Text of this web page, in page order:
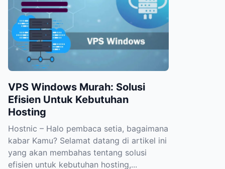
VPS Windows Murah: Solusi
Efisien Untuk Kebutuhan
Hosting
Hostnic – Halo pembaca setia, bagaimana
kabar Kamu? Selamat datang di artikel ini
yang akan membahas tentang solusi
efisien untuk kebutuhan hosting,...